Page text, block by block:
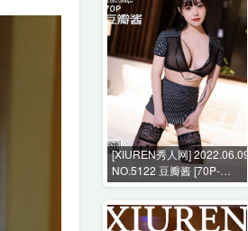
[XIUREN秀人网] 2022.06.09
NO.5122 豆瓣酱 [70P-
518MB]